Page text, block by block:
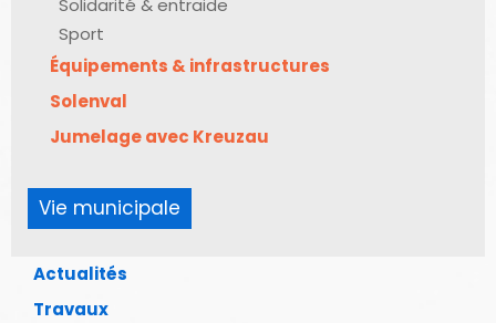
Solidarité & entraide
Sport
Équipements & infrastructures
Solenval
Jumelage avec Kreuzau
Vie municipale
Actualités
Travaux